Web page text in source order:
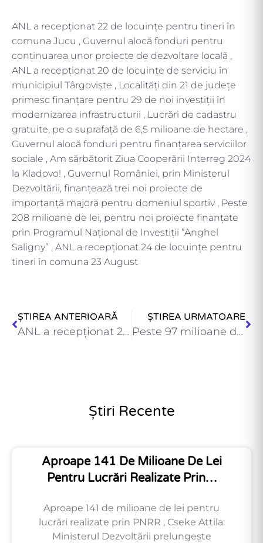
ANL a recepţionat 22 de locuinţe pentru tineri în
comuna Jucu , Guvernul alocă fonduri pentru
continuarea unor proiecte de dezvoltare locală ,
ANL a recepţionat 20 de locuinţe de serviciu în
municipiul Târgoviște , Localități din 21 de județe
primesc finanțare pentru 29 de noi investiții în
modernizarea infrastructurii , Lucrări de cadastru
gratuite, pe o suprafață de 6,5 milioane de hectare ,
Guvernul alocă fonduri pentru finanțarea serviciilor
sociale , Am sărbătorit Ziua Cooperării Interreg 2024
la Kladovo! , Guvernul României, prin Ministerul
Dezvoltării, finanțează trei noi proiecte de
importanță majoră pentru domeniul sportiv , Peste
208 milioane de lei, pentru noi proiecte finanțate
prin Programul Național de Investiții ”Anghel
Saligny” , ANL a recepţionat 24 de locuinţe pentru
tineri în comuna 23 August
ȘTIREA ANTERIOARĂ
ANL a recepţionat 20 de locuinţe de serviciu în municipiul…
ȘTIREA URMATOARE
Peste 97 milioane de lei, pentru noi proiecte finanțate prin…
Știri Recente
Aproape 141 De Milioane De Lei
Pentru Lucrări Realizate Prin…
Aproape 141 de milioane de lei pentru
lucrări realizate prin PNRR , Cseke Attila:
Ministerul Dezvoltării prelungește